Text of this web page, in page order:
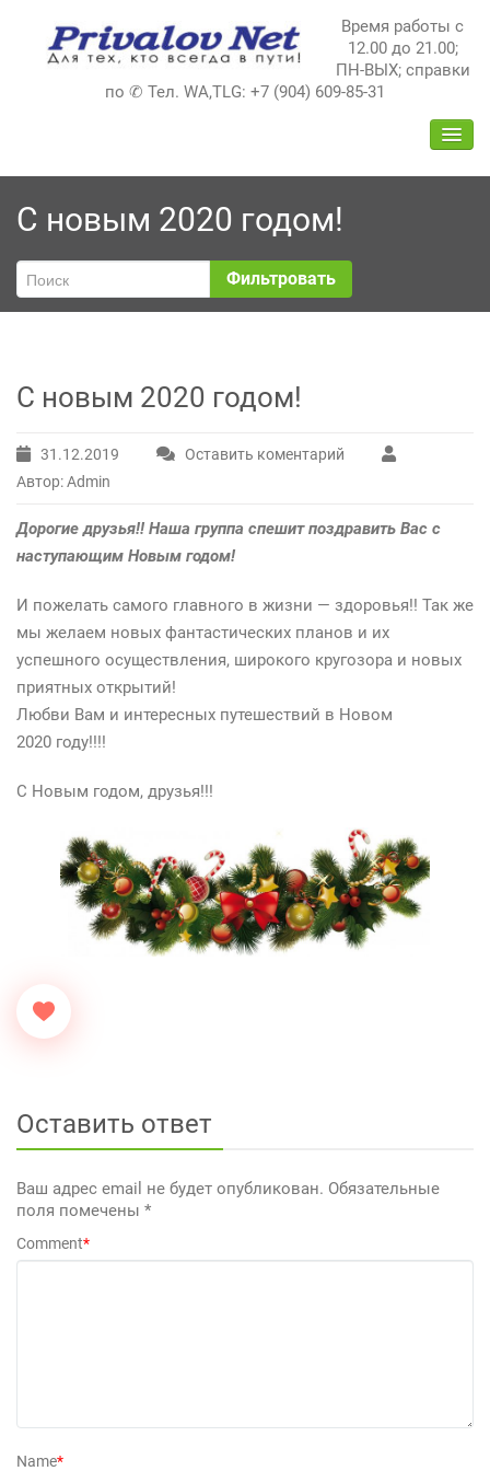
содержимому
Время работы с
12.00 до 21.00;
ПН-ВЫХ; справки
по ✆ Тел. WA,TLG: +7 (904) 609-85-31
С новым 2020 годом!
Фильтровать
С новым 2020 годом!
31.12.2019
Оставить коментарий
Автор: Admin
Дорогие друзья!! Наша группа спешит поздравить Вас с
наступающим Новым годом!
И пожелать самого главного в жизни — здоровья!! Так же
мы желаем новых фантастических планов и их
успешного осуществления, широкого кругозора и новых
приятных открытий!
Любви Вам и интересных путешествий в Новом
2020 году!!!!
С Новым годом, друзья!!!
Оставить ответ
Ваш адрес email не будет опубликован. Обязательные
поля помечены *
Comment*
Name*